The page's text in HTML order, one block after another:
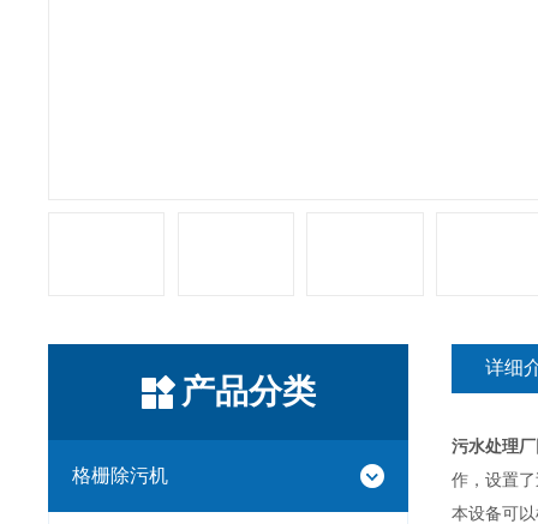
产品分类
格栅除污机
详细
污水处理
作，设置
本设备可